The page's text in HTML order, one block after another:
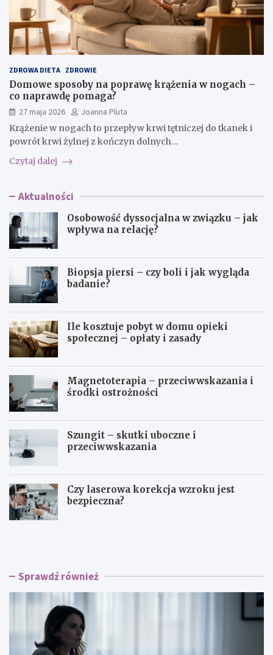
ZDROWA DIETA ZDROWIE
Domowe sposoby na poprawę krążenia w nogach –
co naprawdę pomaga?
27 maja 2026
Joanna Pluta
Krążenie w nogach to przepływ krwi tętniczej do tkanek i
powrót krwi żylnej z kończyn dolnych…
Czytaj dalej
Aktualności
Osobowość dyssocjalna w związku – jak
wpływa na relację?
Biopsja piersi – czy boli i jak wygląda
badanie?
Ile kosztuje pobyt w domu opieki
społecznej – opłaty i zasady
Magnetoterapia – przeciwwskazania i
środki ostrożności
Szungit – skutki uboczne i
przeciwwskazania
Czy laserowa korekcja wzroku jest
bezpieczna?
O
w
y
B
j
r
Sprawdź również